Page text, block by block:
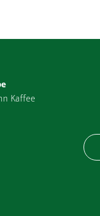
Kaffee